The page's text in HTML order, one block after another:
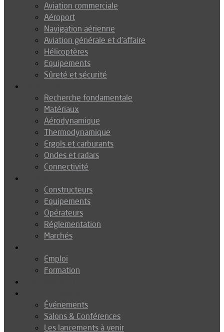
Aviation commerciale
Aéroport
Navigation aérienne
Aviation générale et d’affaire
Hélicoptères
Equipements
Sûreté et sécurité
Recherche fondamentale
Matériaux
Aérodynamique
Thermodynamique
Ergols et carburants
Ondes et radars
Connectivité
Constructeurs
Equipements
Opérateurs
Réglementation
Marchés
Emploi
Formation
Événements
Salons & Conférences
Les lancements à venir